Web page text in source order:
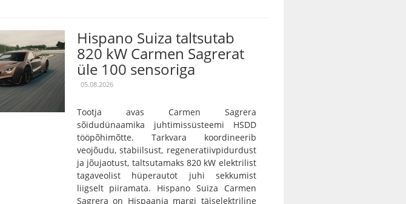
Hispano Suiza taltsutab
820 kW Carmen Sagrerat
üle 100 sensoriga
05.08.2026
Tootja avas Carmen Sagrera
sõidudünaamika juhtimissüsteemi HSDD
tööpõhimõtte. Tarkvara koordineerib
veojõudu, stabiilsust, regeneratiivpidurdust
ja jõujaotust, taltsutamaks 820 kW elektrilist
tagaveolist hüperautot juhi sekkumist
liigselt piiramata. Hispano Suiza Carmen
Sagrera on Hispaania margi täiselektriline